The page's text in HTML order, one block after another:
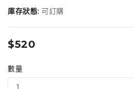
庫存狀態: 可訂購
$520
數量